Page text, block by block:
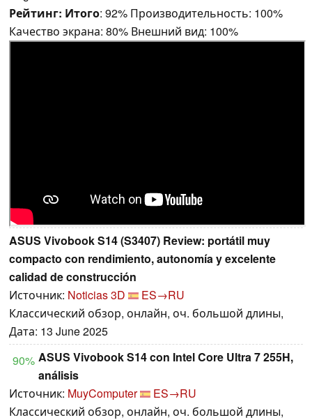
Рейтинг: Итого: 92% Производительность: 100%
Качество экрана: 80% Внешний вид: 100%
ASUS Vivobook S14 (S3407) Review: portátil muy
compacto con rendimiento, autonomía y excelente
calidad de construcción
Источник: Noticias 3D
ES→RU
Классический обзор, онлайн, оч. большой длины,
Дата: 13 June 2025
90% ASUS Vivobook S14 con Intel Core Ultra 7 255H,
análisis
Источник: MuyComputer
ES→RU
Классический обзор, онлайн, оч. большой длины,